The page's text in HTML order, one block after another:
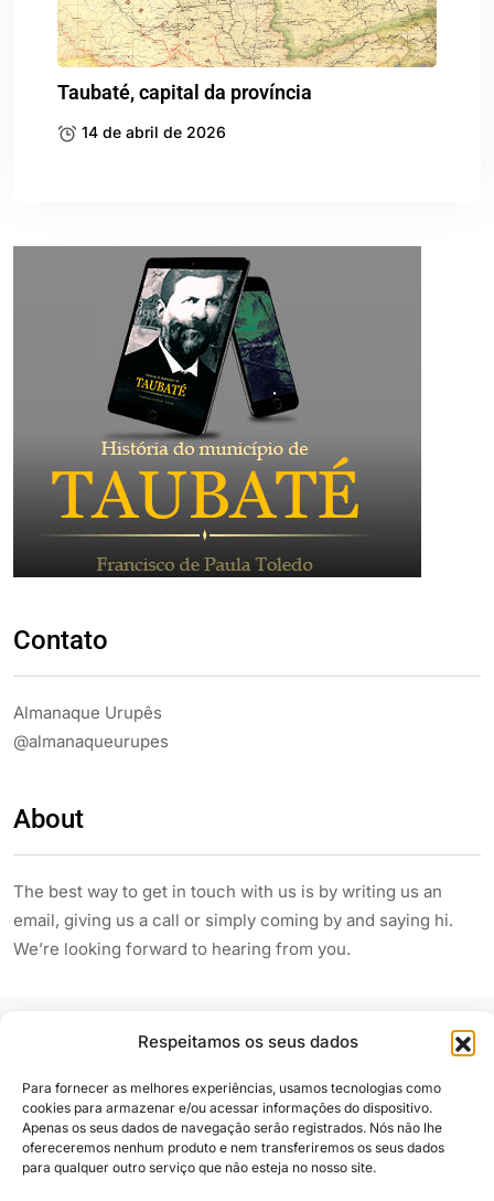
Respeitamos os seus dados
Para fornecer as melhores experiências, usamos tecnologias como
cookies para armazenar e/ou acessar informações do dispositivo.
Apenas os seus dados de navegação serão registrados. Nós não lhe
ofereceremos nenhum produto e nem transferiremos os seus dados
para qualquer outro serviço que não esteja no nosso site.
Taubaté, capital da província
14 de abril de 2026
Contato
Almanaque Urupês
@almanaqueurupes
About
The best way to get in touch with us is by writing us an
email, giving us a call or simply coming by and saying hi.
We’re looking forward to hearing from you.
Siga e compartilhe